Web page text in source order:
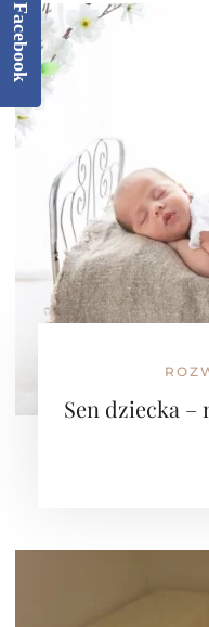
Sen dziecka –
Facebook